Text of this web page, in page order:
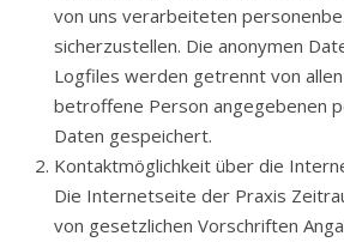
von uns verarbeiteten
sicherzustellen. Die anonymen
Logfiles werden getrennt von
betroffene Person angegebenen
Daten gespeichert.
Kontaktmöglichkeit über die
Die Internetseite der Praxis
von gesetzlichen Vorschriften